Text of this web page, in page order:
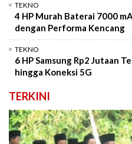
TEKNO
4 HP Murah Baterai 7000
dengan Performa Kencang
TEKNO
6 HP Samsung Rp2 Jutaan
hingga Koneksi 5G
TERKINI